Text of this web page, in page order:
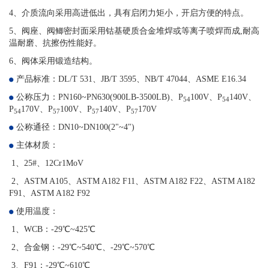
4、介质流向采用高进低出，具有启闭力矩小，开启方便的特点。
5、阀座、阀鲫密封面采用钴基硬质合金堆焊或等离子喷焊而成,耐高
温耐磨、抗擦伤性能好。
6、阀体采用锻造结构。
产品标准：DL/T 531、JB/T 3595、NB/T 47044、ASME E16.34
公称压力：PN160~PN630(900LB-3500LB)、 P54100V P54140V
P54170V P57100V P57140V P57170V
公称通径：DN10~DN100(2"~4")
主体材质：
1、25#、12Cr1MoV
2、ASTM A105、ASTM A182 F11、ASTM A182 F22、ASTM A182
F91、ASTM A182 F92
使用温度：
1、WCB：-29℃~425℃
2、合金钢：-29℃~540℃、-29℃~570℃
3、F91：-29℃~610℃